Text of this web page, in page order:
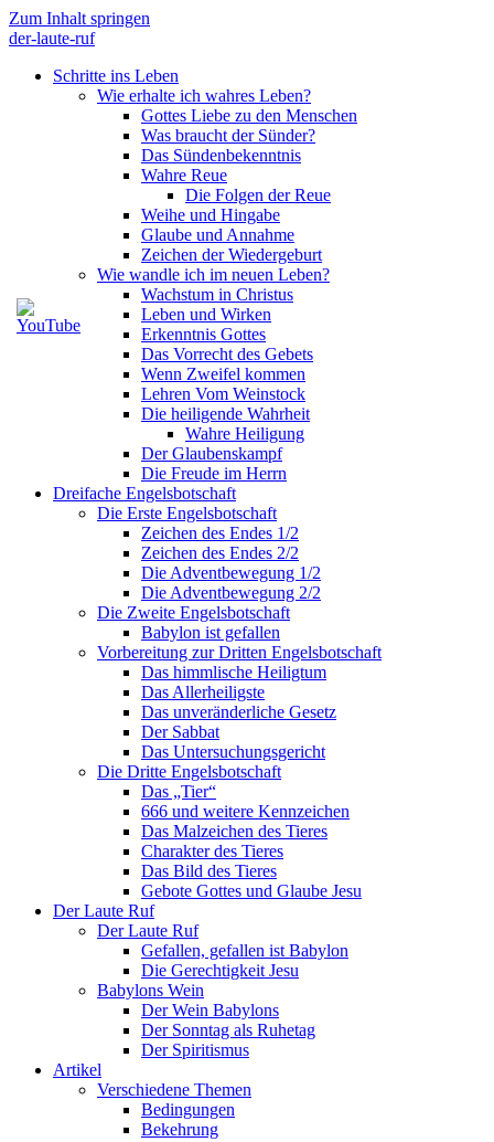
Zum Inhalt springen
der-laute-ruf
Schritte ins Leben
Wie erhalte ich wahres Leben?
Gottes Liebe zu den Menschen
Was braucht der Sünder?
Das Sündenbekenntnis
Wahre Reue
Die Folgen der Reue
Weihe und Hingabe
Glaube und Annahme
Zeichen der Wiedergeburt
Wie wandle ich im neuen Leben?
Wachstum in Christus
Leben und Wirken
Erkenntnis Gottes
Das Vorrecht des Gebets
Wenn Zweifel kommen
Lehren Vom Weinstock
Die heiligende Wahrheit
Wahre Heiligung
Der Glaubenskampf
Die Freude im Herrn
Dreifache Engelsbotschaft
Die Erste Engelsbotschaft
Zeichen des Endes 1/2
Zeichen des Endes 2/2
Die Adventbewegung 1/2
Die Adventbewegung 2/2
Die Zweite Engelsbotschaft
Babylon ist gefallen
Vorbereitung zur Dritten Engelsbotschaft
Das himmlische Heiligtum
Das Allerheiligste
Das unveränderliche Gesetz
Der Sabbat
Das Untersuchungsgericht
Die Dritte Engelsbotschaft
Das „Tier“
666 und weitere Kennzeichen
Das Malzeichen des Tieres
Charakter des Tieres
Das Bild des Tieres
Gebote Gottes und Glaube Jesu
Der Laute Ruf
Der Laute Ruf
Gefallen, gefallen ist Babylon
Die Gerechtigkeit Jesu
Babylons Wein
Der Wein Babylons
Der Sonntag als Ruhetag
Der Spiritismus
Artikel
Verschiedene Themen
Bedingungen
Bekehrung